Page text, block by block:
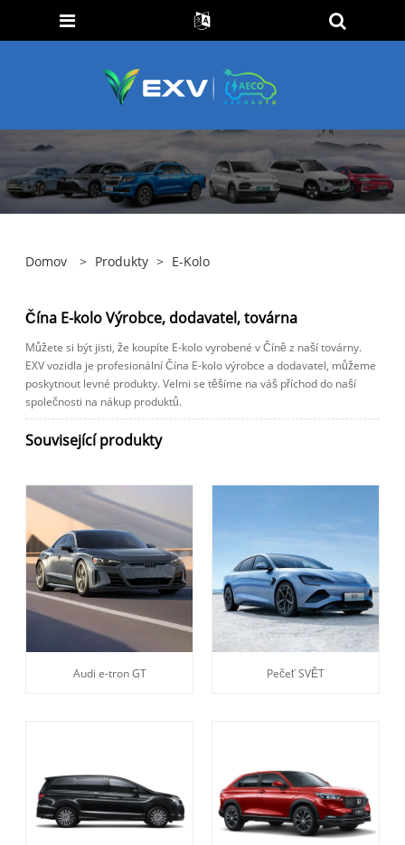
Domov > Produkty > E-Kolo
Čína E-kolo Výrobce, dodavatel, továrna
Můžete si být jisti, že koupíte E-kolo vyrobené v Číně z naší továrny.
EXV vozidla je profesionální Čína E-kolo výrobce a dodavatel, můžeme
poskytnout levné produkty. Velmi se těšíme na váš příchod do naší
společnosti na nákup produktů.
Související produkty
Audi e-tron GT Pečeť SVĚT